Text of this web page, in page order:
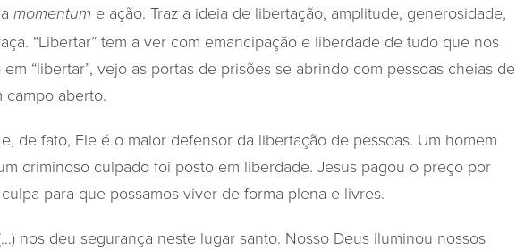
momentum e ação. Traz a ideia de libertação, amplitude, generosidade,
“Libertar” tem a ver com emancipação e liberdade de tudo que nos
“libertar”, vejo as portas de prisões se abrindo com pessoas cheias de
campo aberto.
de fato, Ele é o maior defensor da libertação de pessoas. Um homem
criminoso culpado foi posto em liberdade. Jesus pagou o preço por
para que possamos viver de forma plena e livres.
nos deu segurança neste lugar santo. Nosso Deus iluminou nossos